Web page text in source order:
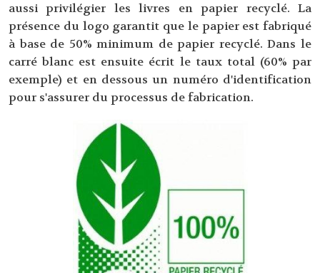
aussi privilégier les livres en papier recyclé. La
présence du logo garantit que le papier est fabriqué
à base de 50% minimum de papier recyclé. Dans le
carré blanc est ensuite écrit le taux total (60% par
exemple) et en dessous un numéro d'identification
pour s'assurer du processus de fabrication.